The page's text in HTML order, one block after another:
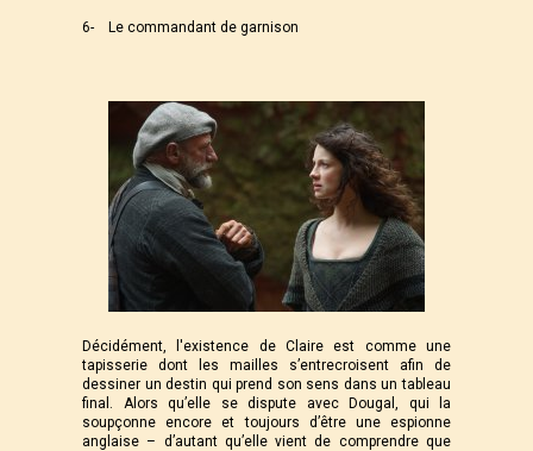
6- Le commandant de garnison
Décidément, l'existence de Claire est comme une
tapisserie dont les mailles s’entrecroisent afin de
dessiner un destin qui prend son sens dans un tableau
final. Alors qu’elle se dispute avec Dougal, qui la
soupçonne encore et toujours d’être une espionne
anglaise – d’autant qu’elle vient de comprendre que